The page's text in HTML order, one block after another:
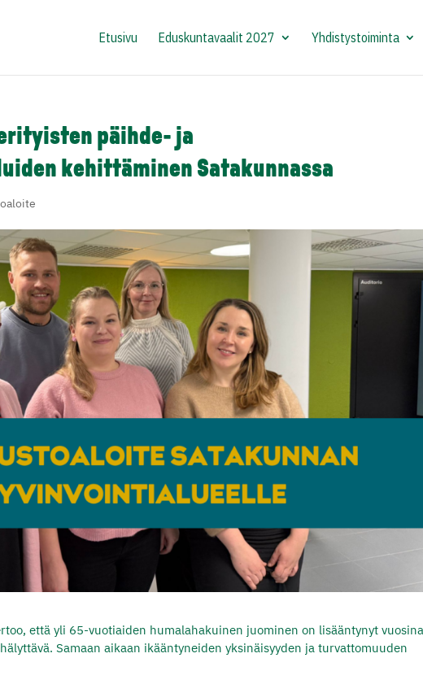
Etusivu Eduskuntavaalit 2027 Yhdistystoiminta
päihde- ja
kehittäminen Satakunnassa
että yli 65-vuotiaiden humalahakuinen juominen on lisääntynyt vuosina
Samaan aikaan ikääntyneiden yksinäisyyden ja turvattomuuden